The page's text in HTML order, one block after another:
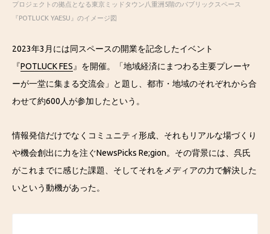
プロジェクトの拠点となる東京ミッドタウン八重洲5階のパブリックスペース
『POTLUCK YAESU』のイメージ図
2023年3月には同スペースの開業を記念したイベント
『POTLUCK FES』を開催。「地域経済にまつわる主要プレーヤ
ーが一堂に集まる交流会」と題し、都市・地域のそれぞれから合
わせて約600人が参加したという。
情報発信だけでなくコミュニティ形成、それもリアルな場づくり
や機会創出に力を注ぐNewsPicks Re;gion。その背景には、呉氏
がこれまでに感じた課題、そしてそれをメディアの力で解決した
いという動機があった。